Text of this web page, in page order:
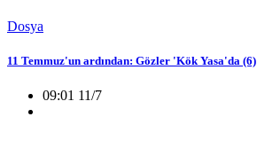
Dosya
11 Temmuz'un ardından: Gözler 'Kök Yasa'da (6)
09:01 11/7